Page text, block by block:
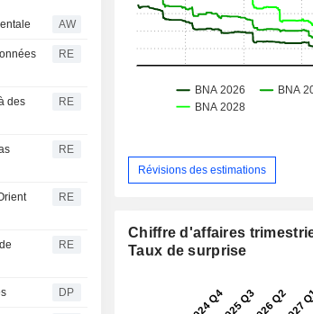
AW
RE
des
RE
RE
RE
RE
DP
Révisions des estimations
Chiffre d'affaires
Taux de surprise